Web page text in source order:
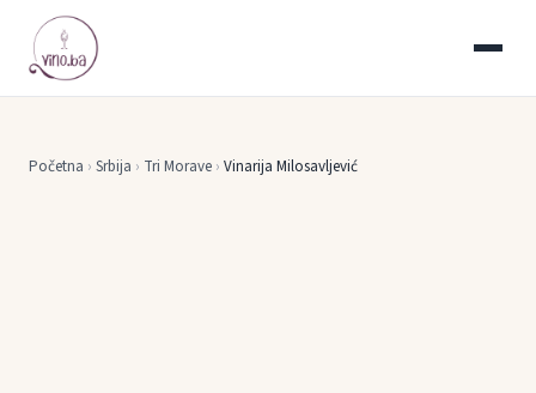
Početna › Srbija › Tri Morave › Vinarija Milosavljević